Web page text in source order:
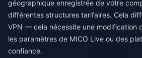
géographique enregistrée de votre
différentes structures tarifaires. Cela
VPN — cela nécessite une modification
les paramètres de MICO Live ou des
confiance.